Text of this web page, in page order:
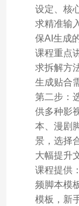
设定、核
求精准输
保AI生成
课程重点
求拆解方
生成贴合
第二步：
供多种影
本、漫剧
景，选择
大幅提升
课程提供
频脚本模
模板，新